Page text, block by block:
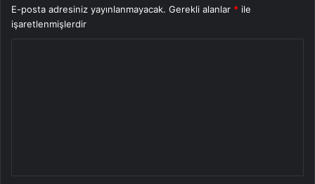
E-posta adresiniz yayınlanmayacak. Gerekli alanlar * ile
işaretlenmişlerdir